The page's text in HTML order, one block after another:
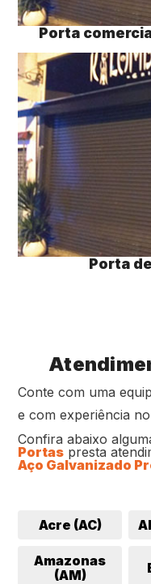
Porta
Porta
Conte com uma
e com experiência
Confira abaixo
Portas presta
Aço Galvanizado
Acre (AC)
Amazonas
(AM)